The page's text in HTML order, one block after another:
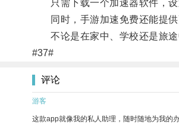
只需下载一个加速器软件，设
同时，手游加速免费还能提供
不论是在家中、学校还是旅途
#37#
评论
游客
这款app就像我的私人助理，随时随地为我的